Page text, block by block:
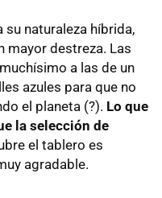
naturaleza híbrida,
mayor destreza. Las
a las de un
azules para que no
el planeta (?). Lo que
la selección de
el tablero es
agradable.